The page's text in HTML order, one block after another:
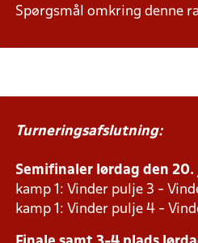
Spørgsmål omkring denne
Turneringsafslutning:
Semifinaler lørdag den
kamp 1: Vinder pulje 3 -
kamp 1: Vinder pulje 4 -